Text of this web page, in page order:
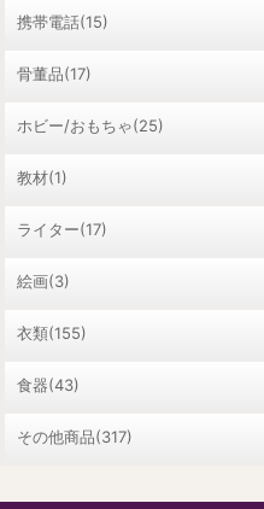
携帯電話(15)
骨董品(17)
ホビー/おもちゃ(25)
教材(1)
ライター(17)
絵画(3)
衣類(155)
食器(43)
その他商品(317)